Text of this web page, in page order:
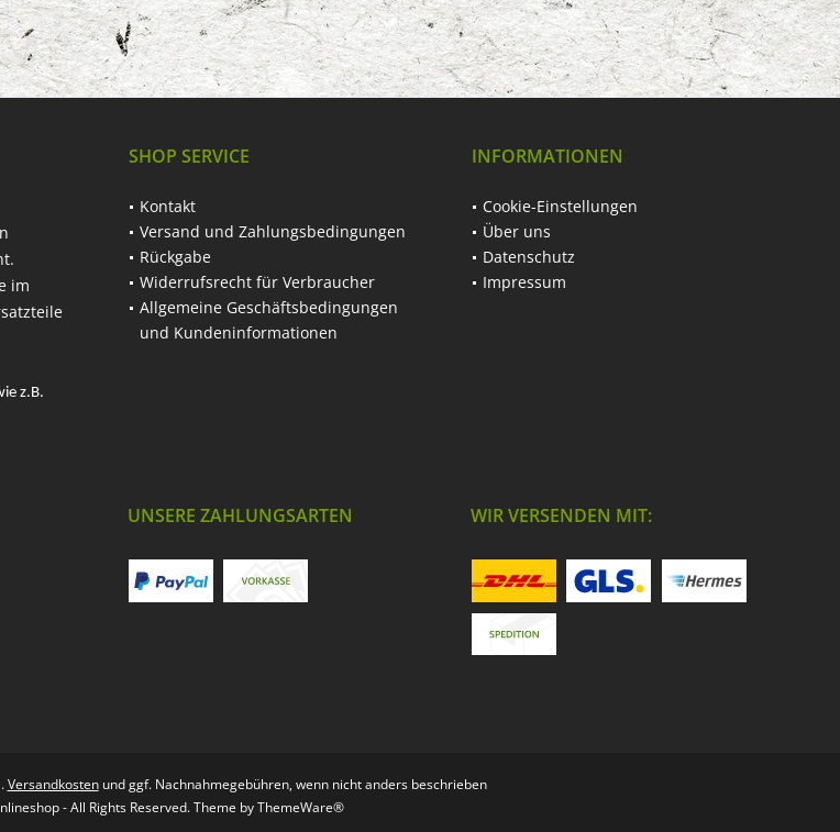
im
z.B.
SHOP SERVICE
Kontakt
Versand und Zahlungsbedingungen
Rückgabe
Widerrufsrecht für Verbraucher
Allgemeine Geschäftsbedingungen
und Kundeninformationen
INFORMATIONEN
Cookie-Einstellungen
Über uns
Datenschutz
Impressum
UNSERE ZAHLUNGSARTEN WIR VERSENDEN MIT:
Versandkostenund ggf. Nachnahmegebühren, wenn nicht anders beschrieben
- All Rights Reserved. Theme byThemeWare®